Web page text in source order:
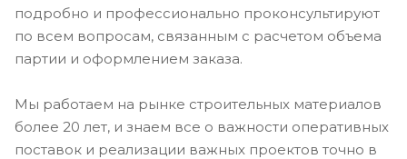
подробно и профессионально проконсультируют
по всем вопросам, связанным с расчетом объема
партии и оформлением заказа.
Мы работаем на рынке строительных материалов
более 20 лет, и знаем все о важности оперативных
поставок и реализации важных проектов точно в